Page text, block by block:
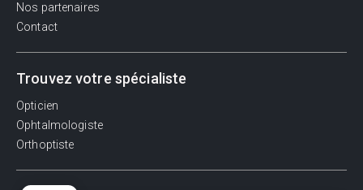
Nos partenaires
Contact
Trouvez votre spécialiste
Opticien
Ophtalmologiste
Orthoptiste